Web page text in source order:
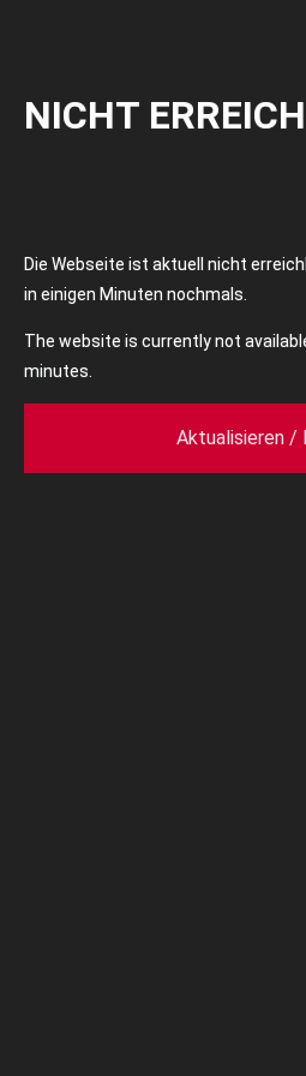
NICHT
Die Webseite ist aktuell nicht
in einigen Minuten nochmals.
The website is currently not
minutes.
Aktualisieren /